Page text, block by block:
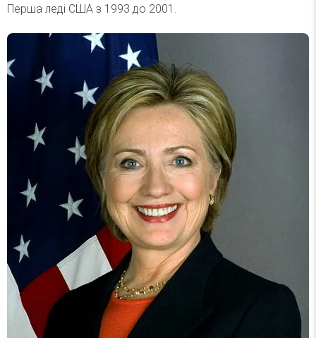
Перша леді США з 1993 до 2001.